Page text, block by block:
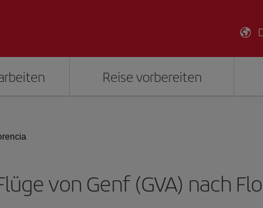
Reise vorbereiten
von Genf (GVA) nach